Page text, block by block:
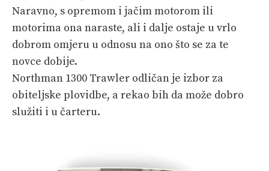
Naravno, s opremom i jačim motorom ili
motorima ona naraste, ali i dalje ostaje u vrlo
dobrom omjeru u odnosu na ono što se za te
novce dobije.
Northman 1300 Trawler odličan je izbor za
obiteljske plovidbe, a rekao bih da može dobro
služiti i u čarteru.